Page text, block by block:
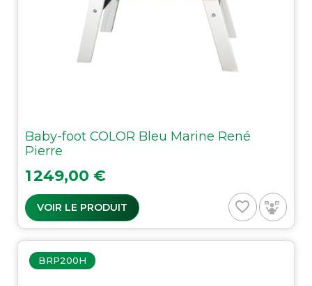
Baby-foot COLOR Bleu Marine René
Pierre
Prix
1 249,00 €
VOIR LE PRODUIT favorite_border
BRP200H